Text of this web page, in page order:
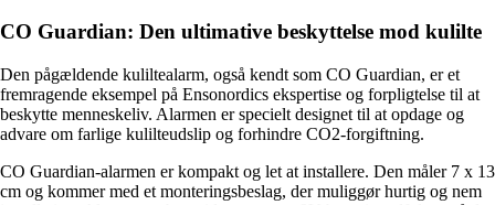
CO Guardian: Den ultimative beskyttelse mod kulilte
Den pågældende kuliltealarm, også kendt som CO Guardian, er et
fremragende eksempel på Ensonordics ekspertise og forpligtelse til at
beskytte menneskeliv. Alarmen er specielt designet til at opdage og
advare om farlige kulilteudslip og forhindre CO2-forgiftning.
CO Guardian-alarmen er kompakt og let at installere. Den måler 7 x 13
cm og kommer med et monteringsbeslag, der muliggør hurtig og nem